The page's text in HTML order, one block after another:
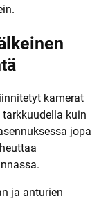
kamerat
kuin
jopa
ja anturien